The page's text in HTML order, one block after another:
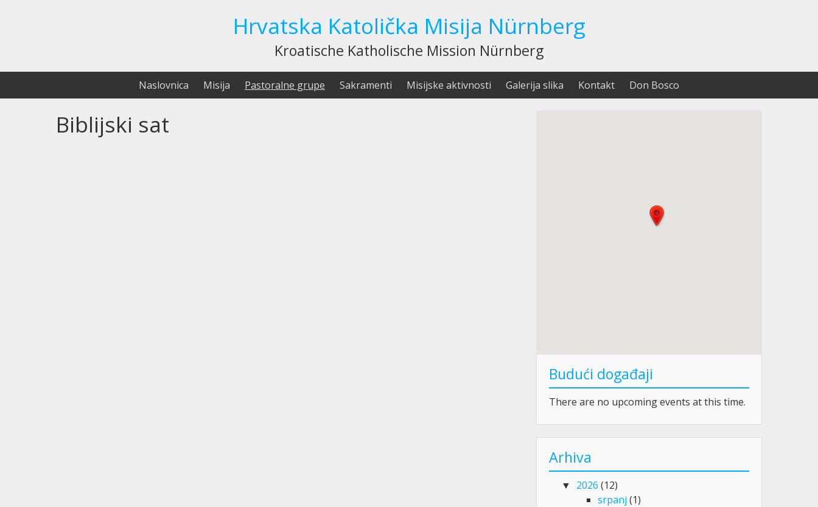
Hrvatska Katolička Misija Nürnberg
Kroatische Katholische Mission Nürnberg
Naslovnica Misija Pastoralne grupe Sakramenti Misijske aktivnosti Galerija slika Kontakt Don Bosco
Biblijski sat
Budući događaji
There are no upcoming events at this time.
Arhiva
2026 (12)
srpanj (1)